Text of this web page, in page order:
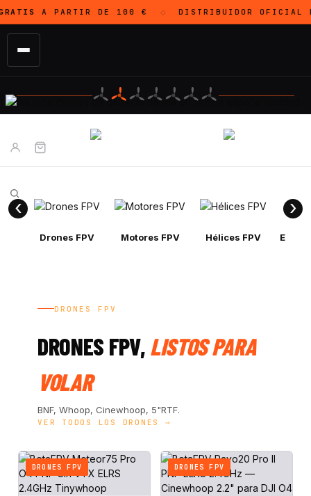
A PARTIR DE 100 € ◇ DISTRIBUIDOR OFICIAL DJI
Drones FPV Motores FPV Hélices FPV
DRONES FPV
DRONES FPV,LISTOS PARA
VOLAR
BNF, Whoop, Cinewhoop, 5"RTF.
VER TODOS LOS DRONES →
DRONES FPV DRONES FPV